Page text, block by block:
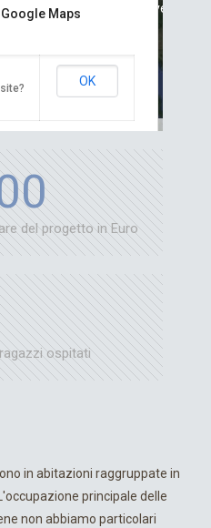
only
only
For
For
may be subject to copyright Terms
Maps
OK
del progetto in Euro
ospitati
in abitazioni raggruppate in
principale delle
non abbiamo particolari